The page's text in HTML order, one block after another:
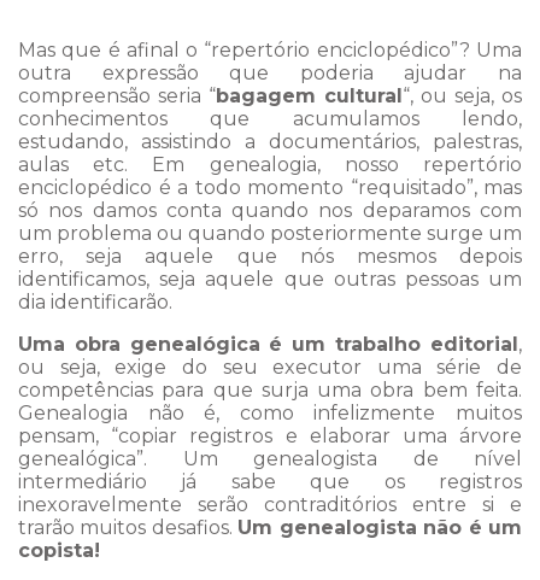
Mas que é afinal o “repertório enciclopédico”? Uma
outra expressão que poderia ajudar na
compreensão seria “bagagem cultural“, ou seja, os
conhecimentos que acumulamos lendo,
estudando, assistindo a documentários, palestras,
aulas etc. Em genealogia, nosso repertório
enciclopédico é a todo momento “requisitado”, mas
só nos damos conta quando nos deparamos com
um problema ou quando posteriormente surge um
erro, seja aquele que nós mesmos depois
identificamos, seja aquele que outras pessoas um
dia identificarão.
Uma obra genealógica é um trabalho editorial,
ou seja, exige do seu executor uma série de
competências para que surja uma obra bem feita.
Genealogia não é, como infelizmente muitos
pensam, “copiar registros e elaborar uma árvore
genealógica”. Um genealogista de nível
intermediário já sabe que os registros
inexoravelmente serão contraditórios entre si e
trarão muitos desafios. Um genealogista não é um
copista!